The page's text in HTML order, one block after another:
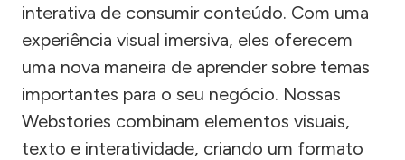
interativa de consumir conteúdo. Com uma
experiência visual imersiva, eles oferecem
uma nova maneira de aprender sobre temas
importantes para o seu negócio. Nossas
Webstories combinam elementos visuais,
texto e interatividade, criando um formato